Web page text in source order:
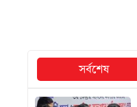
সর্বশেষ